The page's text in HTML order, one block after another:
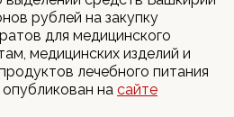
рублей на закупку
для медицинского
медицинских изделий и
лечебного питания
на сайте